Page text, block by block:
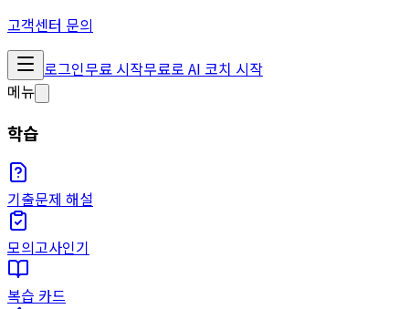
고객센터 문의
로그인무료 시작무료로 AI 코치 시작
메뉴
학습
기출문제 해설
모의고사인기
복습 카드